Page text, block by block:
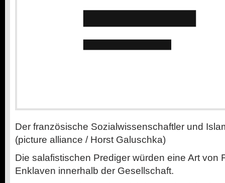
Der französische Sozialwissenschaftler und
(picture alliance / Horst Galuschka)
Die salafistischen Prediger würden eine Art von
Enklaven innerhalb der Gesellschaft.